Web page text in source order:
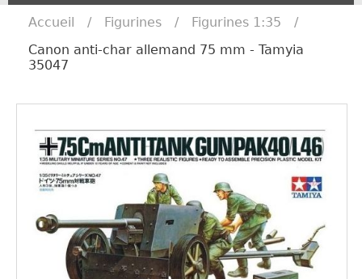
Accueil / Figurines / Figurines 1:35
/
Canon anti-char allemand 75 mm - Tamyia
35047